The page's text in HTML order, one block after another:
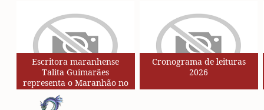
Escritora maranhense
Talita Guimarães
representa o Maranhão no
Circuito de Autores da Rede
SESC de Leituras
Cronograma de leituras
2026